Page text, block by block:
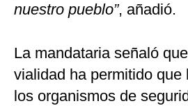
nuestro pueblo”, añadió.
La mandataria señaló
vialidad ha permitido que
los organismos de